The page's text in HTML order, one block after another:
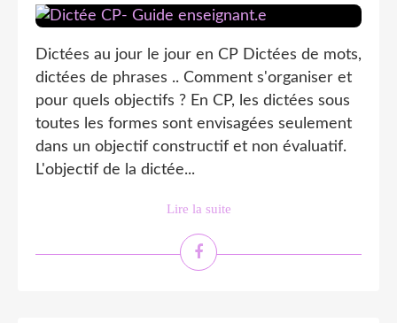
Dictées au jour le jour en CP Dictées de mots,
dictées de phrases .. Comment s'organiser et
pour quels objectifs ? En CP, les dictées sous
toutes les formes sont envisagées seulement
dans un objectif constructif et non évaluatif.
L'objectif de la dictée...
Lire la suite